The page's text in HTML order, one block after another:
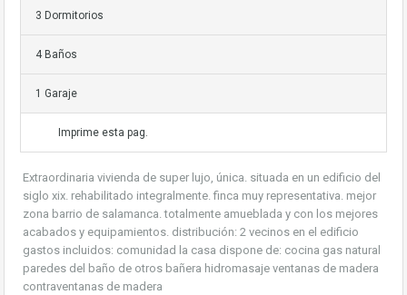
3 Dormitorios
4 Baños
1 Garaje
Imprime esta pag.
Extraordinaria vivienda de super lujo, única. situada en un edificio del
siglo xix. rehabilitado integralmente. finca muy representativa. mejor
zona barrio de salamanca. totalmente amueblada y con los mejores
acabados y equipamientos. distribución: 2 vecinos en el edificio
gastos incluidos: comunidad la casa dispone de: cocina gas natural
paredes del baño de otros bañera hidromasaje ventanas de madera
contraventanas de madera